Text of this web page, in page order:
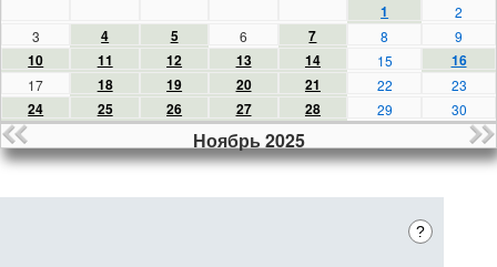
1
2
3
4 5 6 7 8 9
10 11 12 13 14 15 16
17 18 19 20 21 22 23
24 25 26 27 28 29 30
Ноябрь 2025
?